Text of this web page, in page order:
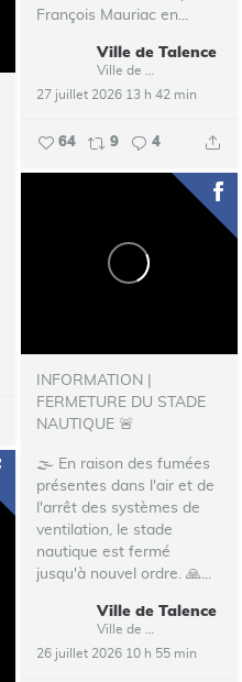
François Mauriac en...
Ville de Talence
27 juillet 2026 13 h 42 min
64 9 4
INFORMATION |
FERMETURE DU STADE
NAUTIQUE 🚨
🌫️ En raison des fumées
présentes dans l'air et de
l'arrêt des systèmes de
ventilation, le stade
nautique est fermé
jusqu'à nouvel ordre. 🙏...
Ville de Talence
26 juillet 2026 10 h 55 min